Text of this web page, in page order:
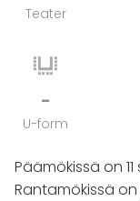
Teater
-
U-form
Päämökissä on
Rantamökissä